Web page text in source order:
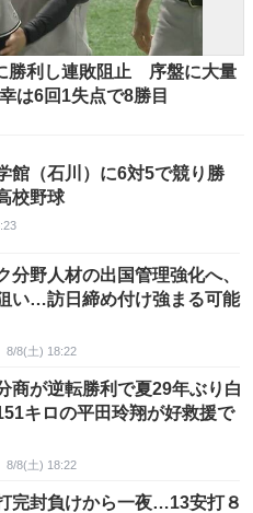
勝利し連敗阻止 序盤に大量
は6回1失点で8勝目
（石川）に6対5で競り勝
校野球
分野人材の出国管理強化へ、
い…訪日締め付け強まる可能
8/8(土) 18:22
商が逆転勝利で夏29年ぶり白
キロの平田玲翔が好救援で
8/8(土) 18:22
完封負けから一夜…13安打８